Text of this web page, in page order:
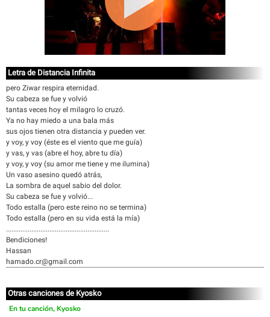
Letra de Distancia Infinita
pero Ziwar respira eternidad.
Su cabeza se fue y volvió
tantas veces hoy el milagro lo cruzó.
Ya no hay miedo a una bala más
sus ojos tienen otra distancia y pueden ver.
y voy, y voy (éste es el viento que me guía)
y vas, y vas (abre el hoy, abre tu día)
y voy, y voy (su amor me tiene y me ilumina)
Un vaso asesino quedó atrás,
La sombra de aquel sabio del dolor.
Su cabeza se fue y volvió...
Todo estalla (pero este reino no se termina)
Todo estalla (pero en su vida está la mía)
.........................................................
Bendiciones!
Hassan
hamado.cr@gmail.com
Otras canciones de Kyosko
En tu canción, Kyosko